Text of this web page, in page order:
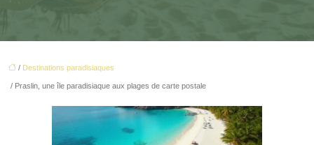
/ Destinations paradisiaques
/ Praslin, une île paradisiaque aux plages de carte postale